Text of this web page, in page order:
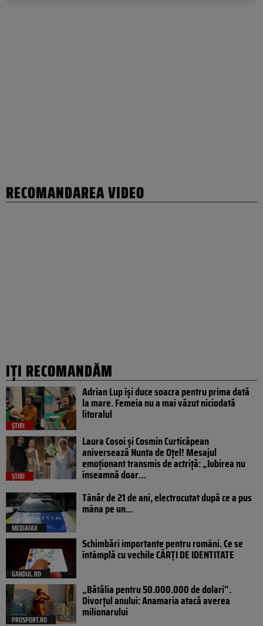
RECOMANDAREA VIDEO
IȚI RECOMANDĂM
ȘTIRI
Adrian Lup își duce soacra pentru prima dată
la mare. Femeia nu a mai văzut niciodată
litoralul
ȘTIRI
Laura Cosoi și Cosmin Curticăpean
aniversează Nunta de Oțel! Mesajul
emoționant transmis de actriță: „Iubirea nu
înseamnă doar…
MEDIAFAX
Tânăr de 21 de ani, electrocutat după ce a pus
mâna pe un...
GANDUL.RO
Schimbări importante pentru români. Ce se
întâmplă cu vechile CĂRȚI DE IDENTITATE
PROSPORT.RO
„Bătălia pentru 50.000.000 de dolari”.
Divorțul anului: Anamaria atacă averea
milionarului